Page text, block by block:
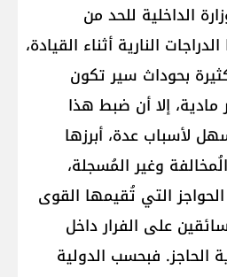
الداخلية للحد من
النارية أثناء القيادة،
بحوداث سير تكون
مادية، إلا أن ضبط هذا
لأسباب عدة، أبرزها
وغير المُسجلة،
التي تُقيمها القوى
على الفرار داخل
الحاجز. فبحسب الدولية